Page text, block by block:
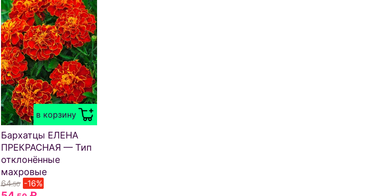
в корзину
Бархатцы ЕЛЕНА
ПРЕКРАСНАЯ — Тип
отклонённые
махровые
64.50 -16%